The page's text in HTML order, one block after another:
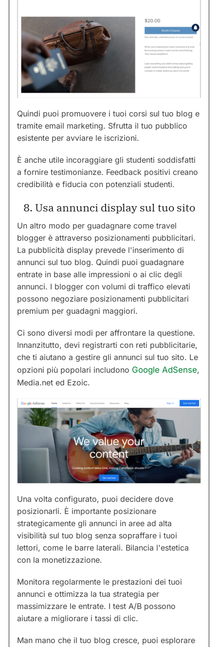
Quindi puoi promuovere i tuoi corsi sul tuo blog e
tramite email marketing. Sfrutta il tuo pubblico
esistente per avviare le iscrizioni.
È anche utile incoraggiare gli studenti soddisfatti
a fornire testimonianze. Feedback positivi creano
credibilità e fiducia con potenziali studenti.
8. Usa annunci display sul tuo sito
Un altro modo per guadagnare come travel
blogger è attraverso posizionamenti pubblicitari.
La pubblicità display prevede l'inserimento di
annunci sul tuo blog. Quindi puoi guadagnare
entrate in base alle impressioni o ai clic degli
annunci. I blogger con volumi di traffico elevati
possono negoziare posizionamenti pubblicitari
premium per guadagni maggiori.
Ci sono diversi modi per affrontare la questione.
Innanzitutto, devi registrarti con reti pubblicitarie,
che ti aiutano a gestire gli annunci sul tuo sito. Le
opzioni più popolari includono Google AdSense,
Media.net ed Ezoic.
Una volta configurato, puoi decidere dove
posizionarli. È importante posizionare
strategicamente gli annunci in aree ad alta
visibilità sul tuo blog senza sopraffare i tuoi
lettori, come le barre laterali. Bilancia l'estetica
con la monetizzazione.
Monitora regolarmente le prestazioni dei tuoi
annunci e ottimizza la tua strategia per
massimizzare le entrate. I test A/B possono
aiutare a migliorare i tassi di clic.
Man mano che il tuo blog cresce, puoi esplorare